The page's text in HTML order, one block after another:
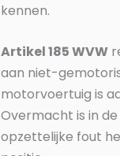
kennen.
Artikel 185 WVW
aan niet-
motorvoertuig is
Overmacht is in
opzettelijke fout